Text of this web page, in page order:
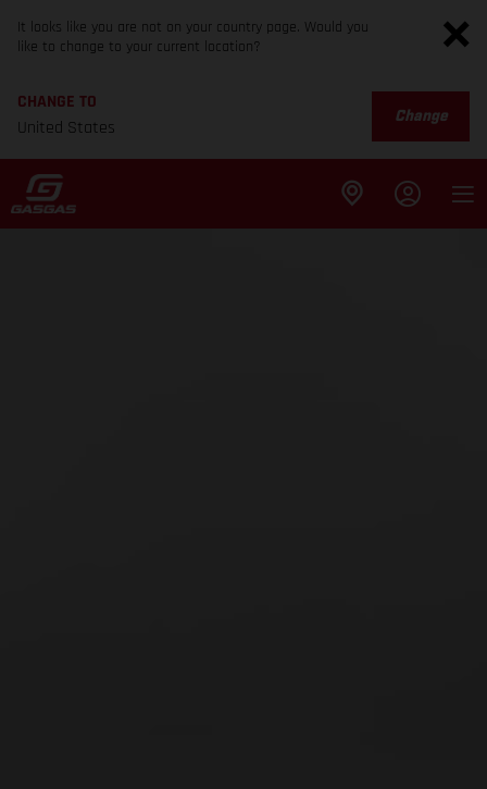
It looks like you are not on your country page. Would you
like to change to your current location?
CHANGE TO
United States
Change